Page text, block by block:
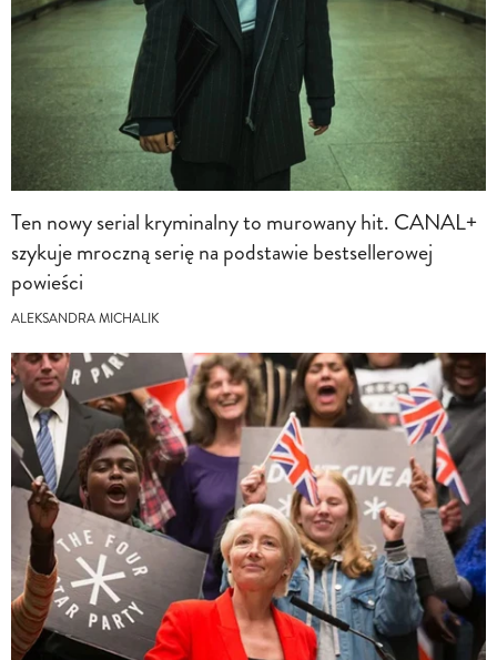
Ten nowy serial kryminalny to murowany hit. CANAL+
szykuje mroczną serię na podstawie bestsellerowej
powieści
ALEKSANDRA MICHALIK